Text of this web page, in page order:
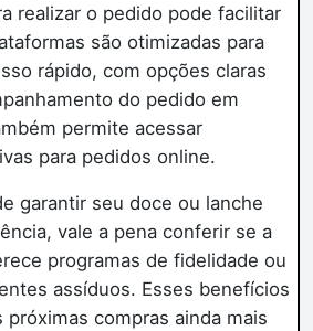
realizar o pedido pode facilitar
são otimizadas para
rápido, com opções claras
do pedido em
permite acessar
para pedidos online.
garantir seu doce ou lanche
vale a pena conferir se a
programas de fidelidade ou
assíduos. Esses benefícios
próximas compras ainda mais